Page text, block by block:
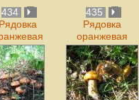
434
Рядовка
435
Рядовка
оранжевая